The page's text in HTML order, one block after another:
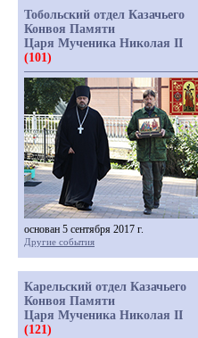
Тобольский отдел Казачьего
Конвоя Памяти
Царя Мученика Николая II
(101)
основан 5 сентября 2017 г.
Другие события
Карельский отдел Казачьего
Конвоя Памяти
Царя Мученика Николая II
(121)